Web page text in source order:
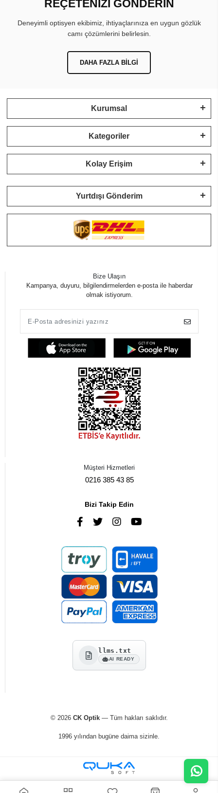
REÇETENİZİ GÖNDERİN
Deneyimli optisyen ekibimiz, ihtiyaçlarınıza en uygun gözlük
camı çözümlerini belirlesin.
DAHA FAZLA BILGI
Kurumsal
Kategoriler
Kolay Erişim
Yurtdışı Gönderim
Bize Ulaşın
Kampanya, duyuru, bilgilendirmelerden e-posta ile haberdar
olmak istiyorum.
Müşteri Hizmetleri
0216 385 43 85
Bizi Takip Edin
llms.txt
AI READY
© 2026 CK Optik— Tüm hakları saklıdır.
1996 yılından bugüne daima sizinle.